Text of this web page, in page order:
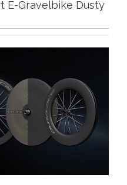
E-Gravelbike Dusty